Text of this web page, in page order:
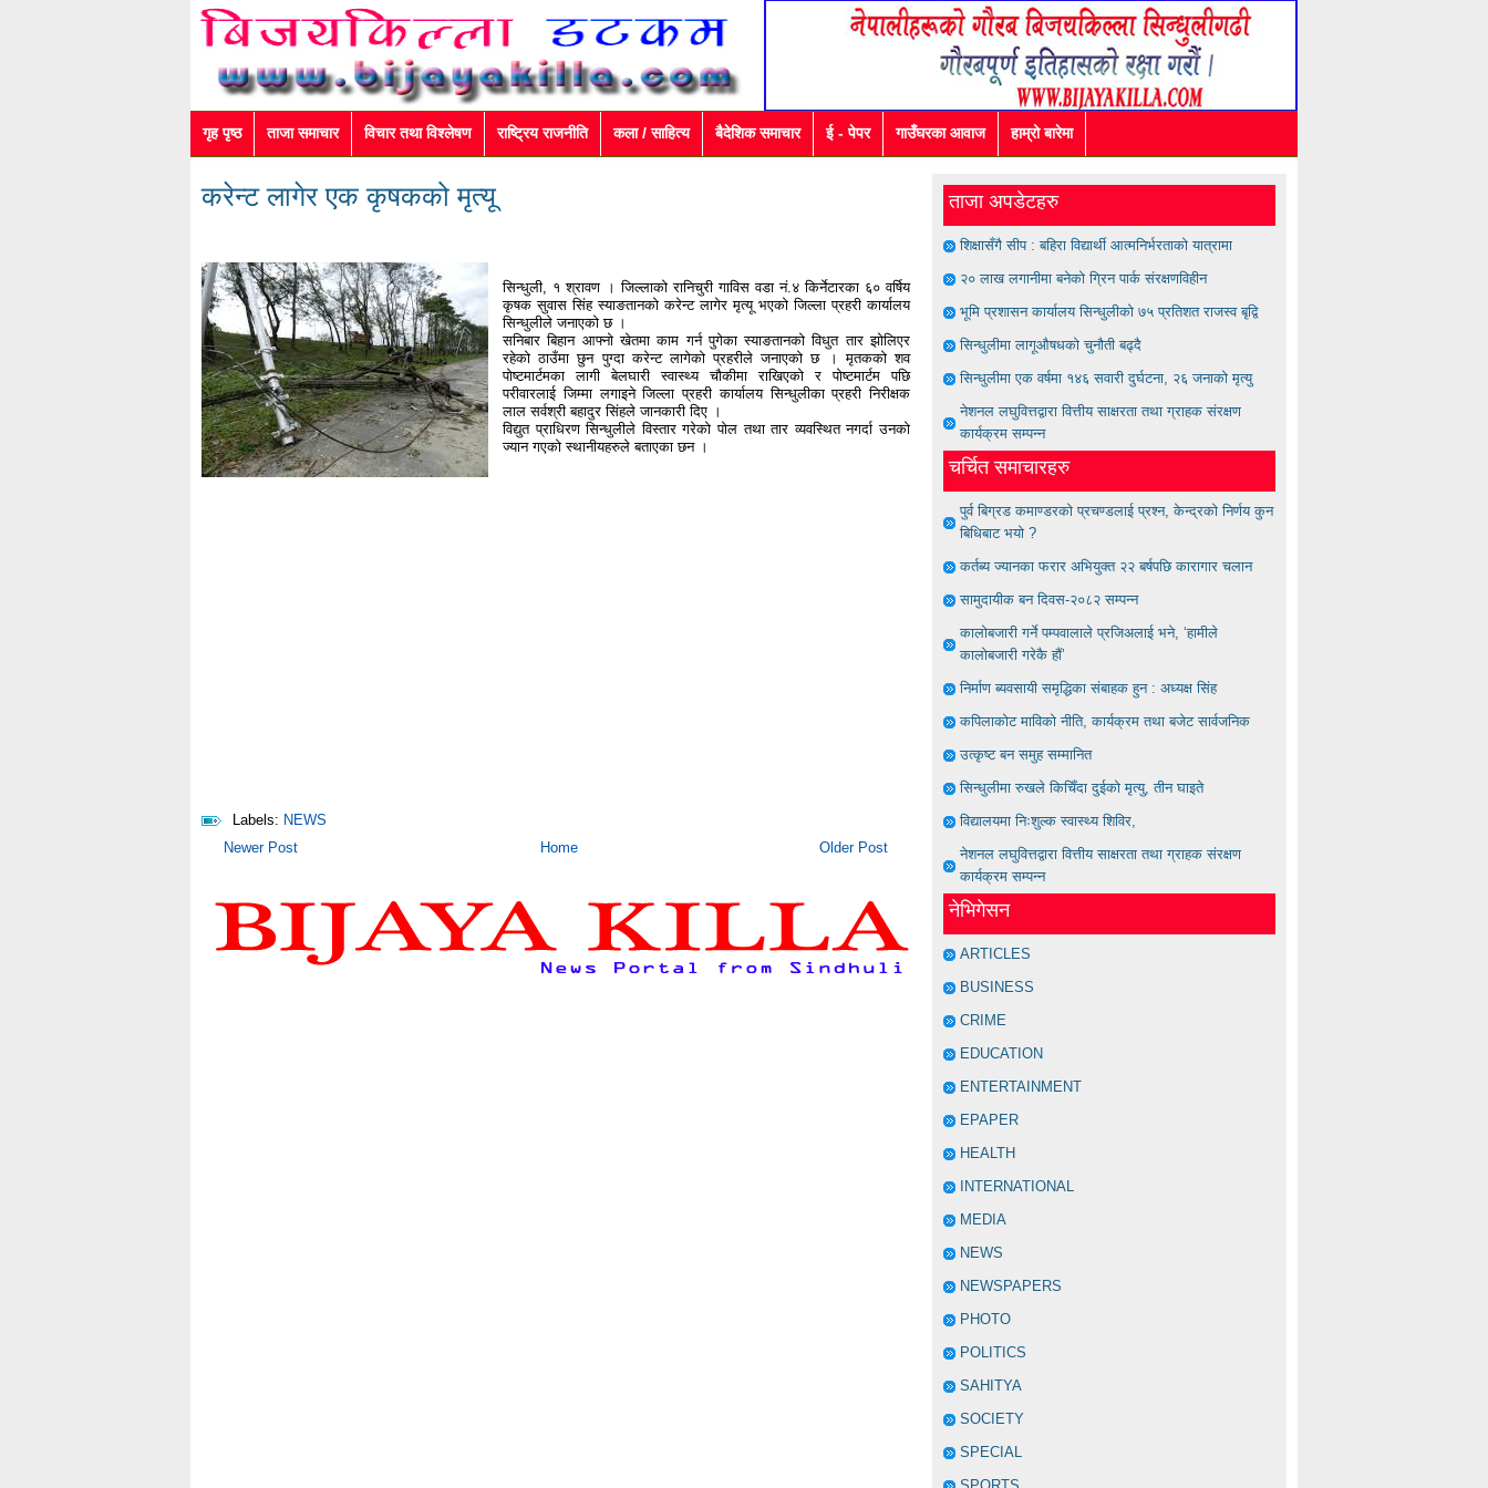
गृह पृष्ठ ताजा समाचार विचार तथा विश्लेषण राष्ट्रिय राजनीति कला / साहित्य बैदेशिक समाचार ई - पेपर गाउँघरका आवाज हाम्रो बारेमा
करेन्ट लागेर एक कृषकको मृत्यू
सिन्धुली, १ श्रावण । जिल्लाको रानिचुरी गाविस वडा नं.४ किर्नेटारका ६० वर्षिय
कृषक सुवास सिंह स्याङतानको करेन्ट लागेर मृत्यू भएको जिल्ला प्रहरी कार्यालय
सिन्धुलीले जनाएको छ ।
सनिबार बिहान आफ्नो खेतमा काम गर्न पुगेका स्याङतानको विधुत तार झोलिएर
रहेको ठाउँमा छुन पुग्दा करेन्ट लागेको प्रहरीले जनाएको छ । मृतकको शव
पोष्टमार्टमका लागी बेलघारी स्वास्थ्य चौकीमा राखिएको र पोष्टमार्टम पछि
परीवारलाई जिम्मा लगाइने जिल्ला प्रहरी कार्यालय सिन्धुलीका प्रहरी निरीक्षक
लाल सर्वश्री बहादुर सिंहले जानकारी दिए ।
विद्युत प्राधिरण सिन्धुलीले विस्तार गरेको पोल तथा तार व्यवस्थित नगर्दा उनको
ज्यान गएको स्थानीयहरुले बताएका छन ।
Labels: NEWS
Newer Post
Older Post
Home
ताजा अपडेटहरु
शिक्षासँगै सीप : बहिरा विद्यार्थी आत्मनिर्भरताको यात्रामा
२० लाख लगानीमा बनेको ग्रिन पार्क संरक्षणविहीन
भूमि प्रशासन कार्यालय सिन्धुलीको ७५ प्रतिशत राजस्व बृद्वि
सिन्धुलीमा लागूऔषधको चुनौती बढ्दै
सिन्धुलीमा एक वर्षमा १४६ सवारी दुर्घटना, २६ जनाको मृत्यु
नेशनल लघुवित्तद्वारा वित्तीय साक्षरता तथा ग्राहक संरक्षण
कार्यक्रम सम्पन्न
चर्चित समाचारहरु
पुर्व बिग्रड कमाण्डरकाे प्रचण्डलाई प्रश्न, केन्द्रको निर्णय कुन
बिधिबाट भयाे ?
कर्तब्य ज्यानका फरार अभियुक्त २२ बर्षपछि कारागार चलान
सामुदायीक बन दिवस-२०८२ सम्पन्न
कालोबजारी गर्ने पम्पवालाले प्रजिअलाई भने, ‘हामीले
कालोबजारी गरेकै हौं’
निर्माण ब्यवसायी समृद्धिका संबाहक हुन : अध्यक्ष सिंह
कपिलाकोट माविको नीति, कार्यक्रम तथा बजेट सार्वजनिक
उत्कृष्ट बन समुह सम्मानित
सिन्धुलीमा रुखले किचिँदा दुईको मृत्यु, तीन घाइते
विद्यालयमा निःशुल्क स्वास्थ्य शिविर,
नेशनल लघुवित्तद्वारा वित्तीय साक्षरता तथा ग्राहक संरक्षण
कार्यक्रम सम्पन्न
नेभिगेसन
ARTICLES
BUSINESS
CRIME
EDUCATION
ENTERTAINMENT
EPAPER
HEALTH
INTERNATIONAL
MEDIA
NEWS
NEWSPAPERS
PHOTO
POLITICS
SAHITYA
SOCIETY
SPECIAL